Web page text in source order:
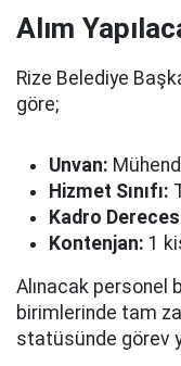
Alım
Rize Belediye
göre;
Unvan:
Hizmet Sınıfı:
Kadro
Kontenjan: 1
Alınacak personel
birimlerinde tam
statüsünde görev